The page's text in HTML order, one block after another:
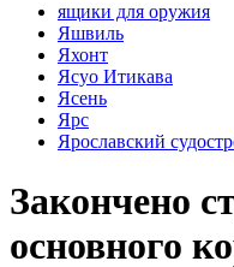
ящики для оружия
Яшвиль
Яхонт
Ясуо Итикава
Ясень
Ярс
Ярославский
Закончено
основного